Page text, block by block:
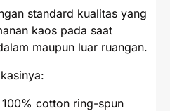
standard kualitas yang
kaos pada saat
maupun luar ruangan.
cotton ring-spun